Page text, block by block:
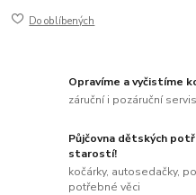
Do oblíbených
Opravíme a vyčistíme
záruční i pozáruční
Půjčovna dětských
starostí!
kočárky, autosedačky,
potřebné věci